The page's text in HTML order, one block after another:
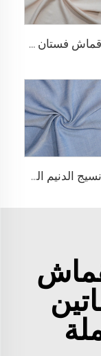
قماش فستان من الليوسيل 100% يشبه الكتان
نسيج الدنيم المشابه للبولي ليوسيل